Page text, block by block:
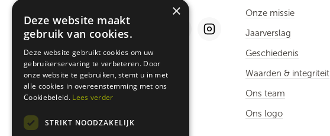
Rikolto België vzw
Blijde Inkomststraat 50
BE - 3000 Leuven
Tel.: +32 16/31.65.80
Onze missie
Jaarverslag
Geschiedenis
Waarden & integriteit
Ons team
Ons logo
×
Deze website maakt
gebruik van cookies.
Deze website gebruikt cookies om uw
gebruikerservaring te verbeteren. Door
onze website te gebruiken, stemt u in met
alle cookies in overeenstemming met ons
Cookiebeleid. Lees verder
STRIKT NOODZAKELIJK